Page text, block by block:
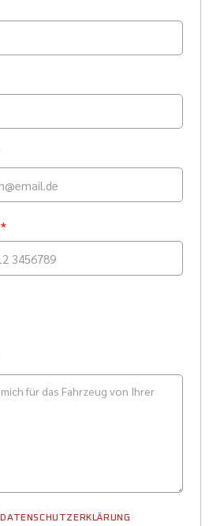
*
DATENSCHUTZERKLÄRUNG